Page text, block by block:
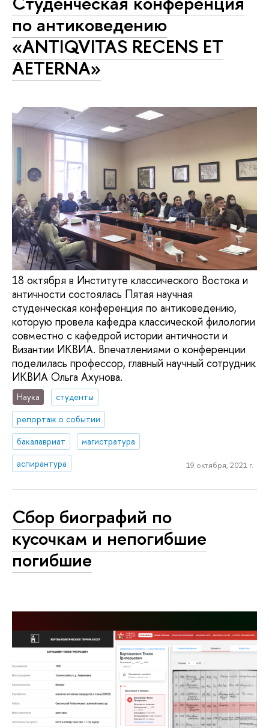
по антиковедению
«ANTIQVITAS RECENS ET
AETERNA»
18 октября в Институте классического Востока и
античности состоялась Пятая научная
студенческая конференция по антиковедению,
которую провела кафедра классической филологии
совместно с кафедрой истории античности и
Византии ИКВИА. Впечатлениями о конференции
поделилась профессор, главный научный сотрудник
ИКВИА Ольга Ахунова.
Наука
студенты
репортаж о событии
бакалавриат
магистратура
аспирантура
19 октября, 2021 г.
Сбор биографий по
кусочкам и непогибшие
погибшие